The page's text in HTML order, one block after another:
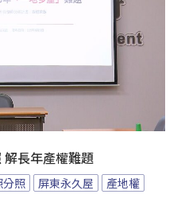
解長年產權難題
分照 屏東永久屋 產地權